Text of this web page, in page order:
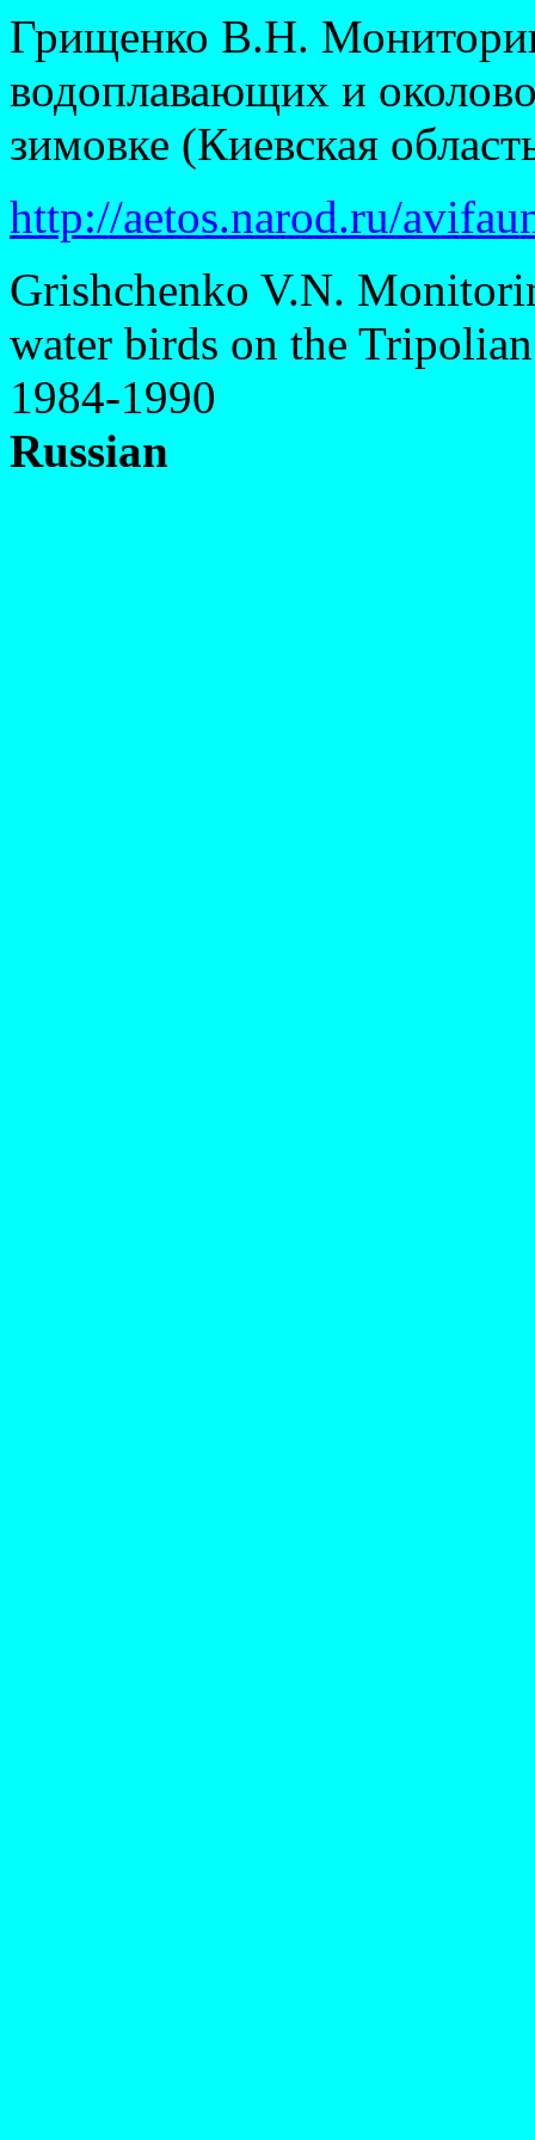
Грищенко В.Н.
водоплавающих и
зимовке (Киевская
http://aetos.narod.ru/
Grishchenko V.N.
water birds on the
1984-1990
Russian